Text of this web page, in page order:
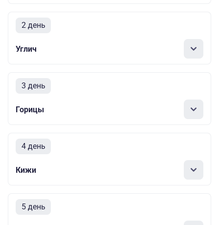
2 день
Углич
3 день
Горицы
4 день
Кижи
5 день